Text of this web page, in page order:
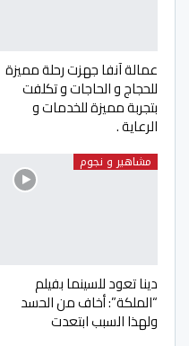
عمالة آنفا جهزت رحلة مميزة
للحجاج و الحاجات و تكلفت
بتجربة مميزة للخدمات و
الرعاية .
مشاهير و نجوم
دينا تعود للسينما بفيلم
“الملكة”: أخاف من الحسد
ولهذا السبب ابتعدت